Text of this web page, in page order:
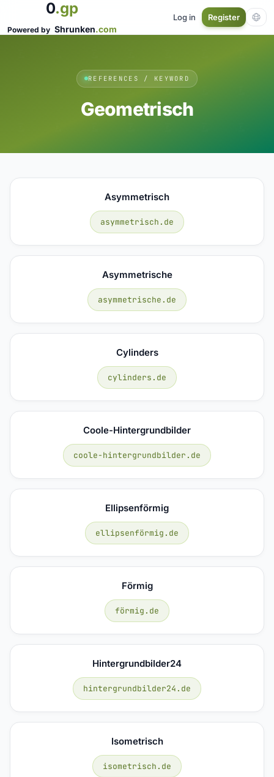
0.gp
Powered by Shrunken.com
Log in Register
REFERENCES / KEYWORD
Geometrisch
Asymmetrisch
asymmetrisch.de
Asymmetrische
asymmetrische.de
Cylinders
cylinders.de
Coole-Hintergrundbilder
coole-hintergrundbilder.de
Ellipsenförmig
ellipsenförmig.de
Förmig
förmig.de
Hintergrundbilder24
hintergrundbilder24.de
Isometrisch
isometrisch.de